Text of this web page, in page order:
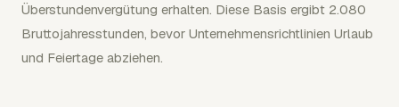
Überstundenvergütung erhalten. Diese Basis ergibt 2.080
Bruttojahresstunden, bevor Unternehmensrichtlinien Urlaub
und Feiertage abziehen.